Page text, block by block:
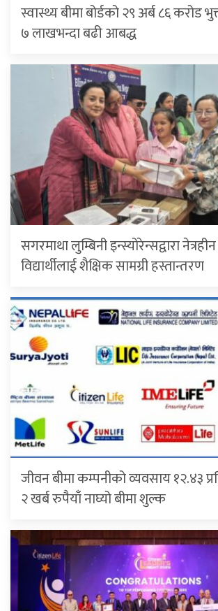
स्वास्थ्य बीमा बोर्डको २९ अर्ब ८६ करोड
७ लाखभन्दा बढी आबद्ध
सगरमाथा लुम्बिनी इन्स्योरेन्सद्वारा
विद्यार्थीलाई शैक्षिक सामग्री हस्तान्तरण
जीवन बीमा कम्पनीको व्यवसाय १२.४३
२ खर्ब रुपैयाँ नाघ्यो बीमा शुल्क